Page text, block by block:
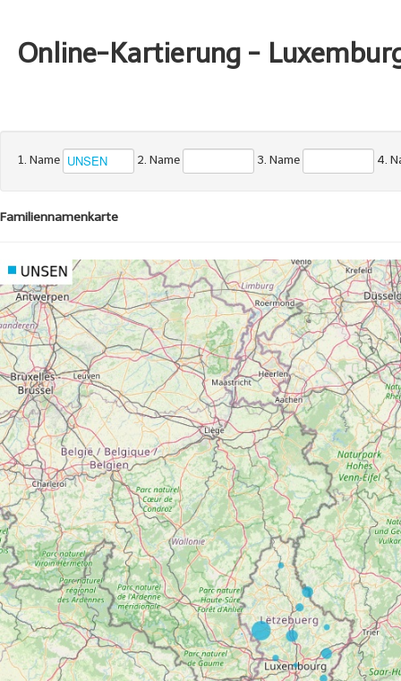
Online-Kartierung -
1. Name 2. Name 3. Name 4.
Familiennamenkarte